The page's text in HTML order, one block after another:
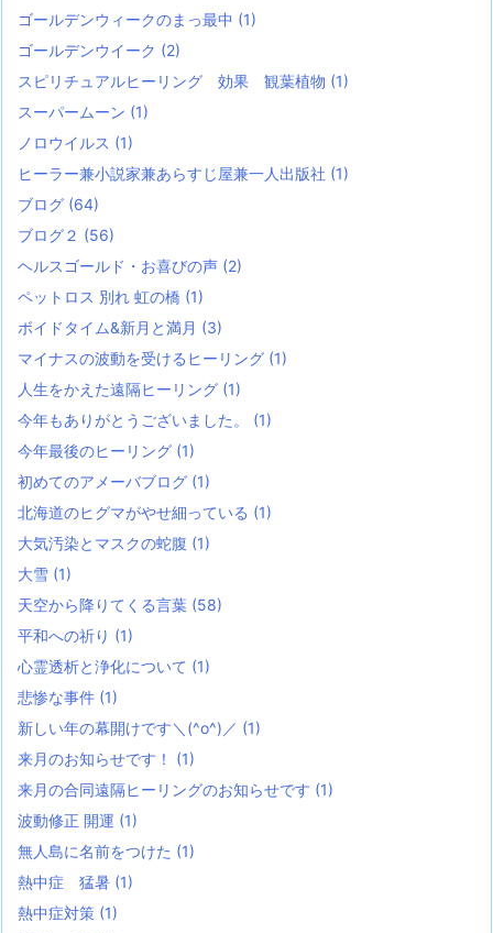
ゴールデンウィークのまっ最中 (1)
ゴールデンウイーク (2)
スピリチュアルヒーリング 効果 観葉植物 (1)
スーパームーン (1)
ノロウイルス (1)
ヒーラー兼小説家兼あらすじ屋兼一人出版社 (1)
ブログ (64)
ブログ２ (56)
ヘルスゴールド・お喜びの声 (2)
ペットロス 別れ 虹の橋 (1)
ボイドタイム&新月と満月 (3)
マイナスの波動を受けるヒーリング (1)
人生をかえた遠隔ヒーリング (1)
今年もありがとうございました。 (1)
今年最後のヒーリング (1)
初めてのアメーバブログ (1)
北海道のヒグマがやせ細っている (1)
大気汚染とマスクの蛇腹 (1)
大雪 (1)
天空から降りてくる言葉 (58)
平和への祈り (1)
心霊透析と浄化について (1)
悲惨な事件 (1)
新しい年の幕開けです＼(^o^)／ (1)
来月のお知らせです！ (1)
来月の合同遠隔ヒーリングのお知らせです (1)
波動修正 開運 (1)
無人島に名前をつけた (1)
熱中症 猛暑 (1)
熱中症対策 (1)